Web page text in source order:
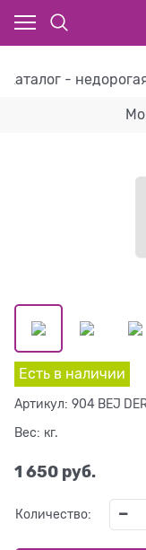
Каталог -
Есть в наличии
Артикул: 904 BEJ
Вес: кг.
1 650 руб.
Количество: